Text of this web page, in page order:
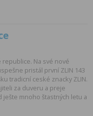
Na své nové
pristál první ZLIN 143
tradicní ceské znacky ZLIN.
za duveru a preje
ješte mnoho štastných letu a